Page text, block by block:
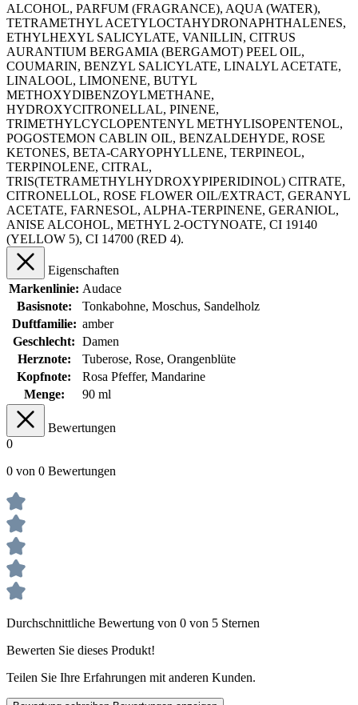
ALCOHOL, PARFUM (FRAGRANCE), AQUA (WATER),
TETRAMETHYL ACETYLOCTAHYDRONAPHTHALENES,
ETHYLHEXYL SALICYLATE, VANILLIN, CITRUS
AURANTIUM BERGAMIA (BERGAMOT) PEEL OIL,
COUMARIN, BENZYL SALICYLATE, LINALYL ACETATE,
LINALOOL, LIMONENE, BUTYL
METHOXYDIBENZOYLMETHANE,
HYDROXYCITRONELLAL, PINENE,
TRIMETHYLCYCLOPENTENYL METHYLISOPENTENOL,
POGOSTEMON CABLIN OIL, BENZALDEHYDE, ROSE
KETONES, BETA-CARYOPHYLLENE, TERPINEOL,
TERPINOLENE, CITRAL,
TRIS(TETRAMETHYLHYDROXYPIPERIDINOL) CITRATE,
CITRONELLOL, ROSE FLOWER OIL/EXTRACT, GERANYL
ACETATE, FARNESOL, ALPHA-TERPINENE, GERANIOL,
ANISE ALCOHOL, METHYL 2-OCTYNOATE, CI 19140
(YELLOW 5), CI 14700 (RED 4).
Eigenschaften
Markenlinie: Audace
Basisnote:
Tonkabohne, Moschus, Sandelholz
Duftfamilie: amber
Geschlecht: Damen
Herznote:
Tuberose, Rose, Orangenblüte
Kopfnote:
Rosa Pfeffer, Mandarine
Menge:
90 ml
Bewertungen
0
0 von 0 Bewertungen
Durchschnittliche Bewertung von 0 von 5 Sternen
Bewerten Sie dieses Produkt!
Teilen Sie Ihre Erfahrungen mit anderen Kunden.